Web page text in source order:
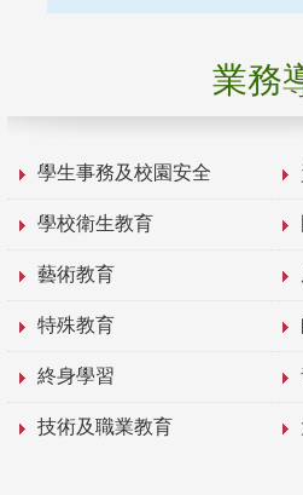
業務
學生事務及校園安全
學校衛生教育
藝術教育
特殊教育
終身學習
技術及職業教育